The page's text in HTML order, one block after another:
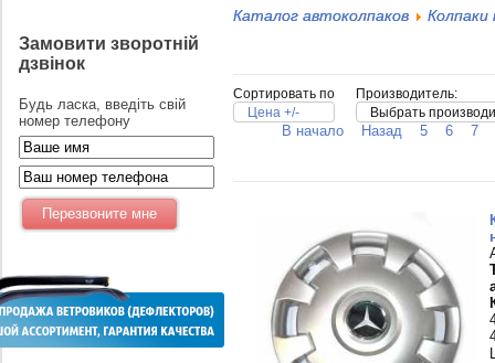
Замовити зворотній
дзвінок
Будь ласка, введіть свій
номер телефону
Каталог автоколпаков Колпаки
Сортировать по
Цена +/-
Производитель:
Выбрать
В начало Назад 5 6 7